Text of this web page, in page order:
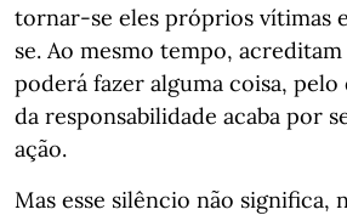
tornar-se eles próprios vítimas
se. Ao mesmo tempo,
poderá fazer alguma coisa, pelo
da responsabilidade acaba por
ação.
Mas esse silêncio não significa,